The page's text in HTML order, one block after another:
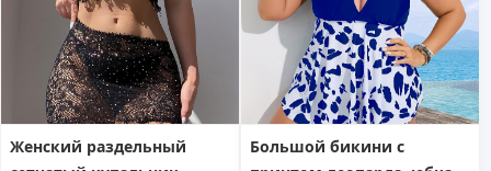
Женский раздельный
Большой бикини с